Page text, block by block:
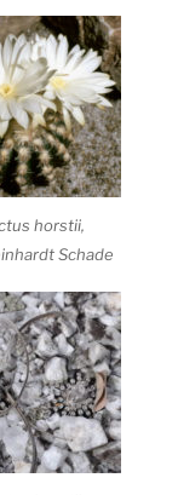
horstii,
Schade